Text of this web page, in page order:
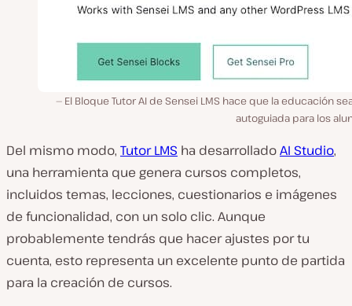
El Bloque Tutor AI de Sensei LMS hace que la educación
autoguiada para los
Del mismo modo, Tutor LMS ha desarrolladoAI Studio,
una herramienta que genera cursos completos,
incluidos temas, lecciones, cuestionarios e imágenes
de funcionalidad, con un solo clic. Aunque
probablemente tendrás que hacer ajustes por tu
cuenta, esto representa un excelente punto de partida
para la creación de cursos.